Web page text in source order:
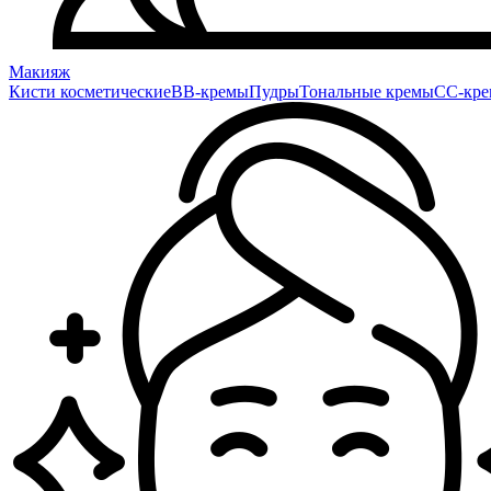
Макияж
Кисти косметическиеBB-кремыПудрыТональные кремыCC-